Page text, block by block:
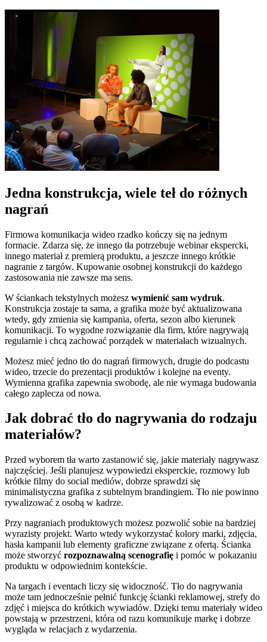
Jedna konstrukcja, wiele teł do różnych
nagrań
Firmowa komunikacja wideo rzadko kończy się na jednym
formacie. Zdarza się, że innego tła potrzebuje webinar ekspercki,
innego materiał z premierą produktu, a jeszcze innego krótkie
nagranie z targów. Kupowanie osobnej konstrukcji do każdego
zastosowania nie zawsze ma sens.
W ściankach tekstylnych możesz wymienić sam wydruk.
Konstrukcja zostaje ta sama, a grafika może być aktualizowana
wtedy, gdy zmienia się kampania, oferta, sezon albo kierunek
komunikacji. To wygodne rozwiązanie dla firm, które nagrywają
regularnie i chcą zachować porządek w materiałach wizualnych.
Możesz mieć jedno tło do nagrań firmowych, drugie do podcastu
wideo, trzecie do prezentacji produktów i kolejne na eventy.
Wymienna grafika zapewnia swobodę, ale nie wymaga budowania
całego zaplecza od nowa.
Jak dobrać tło do nagrywania do rodzaju
materiałów?
Przed wyborem tła warto zastanowić się, jakie materiały nagrywasz
najczęściej. Jeśli planujesz wypowiedzi eksperckie, rozmowy lub
krótkie filmy do social mediów, dobrze sprawdzi się
minimalistyczna grafika z subtelnym brandingiem. Tło nie powinno
rywalizować z osobą w kadrze.
Przy nagraniach produktowych możesz pozwolić sobie na bardziej
wyrazisty projekt. Warto wtedy wykorzystać kolory marki, zdjęcia,
hasła kampanii lub elementy graficzne związane z ofertą. Ścianka
może stworzyć rozpoznawalną scenografię i pomóc w pokazaniu
produktu w odpowiednim kontekście.
Na targach i eventach liczy się widoczność. Tło do nagrywania
może tam jednocześnie pełnić funkcję ścianki reklamowej, strefy do
zdjęć i miejsca do krótkich wywiadów. Dzięki temu materiały wideo
powstają w przestrzeni, która od razu komunikuje markę i dobrze
wygląda w relacjach z wydarzenia.